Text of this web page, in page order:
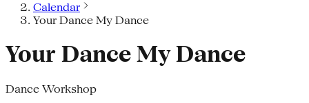
Calendar
Your Dance My Dance
Your Dance My Dance
Dance Workshop